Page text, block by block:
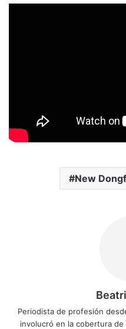
New
Periodista de profesión
involucró en la cobertura